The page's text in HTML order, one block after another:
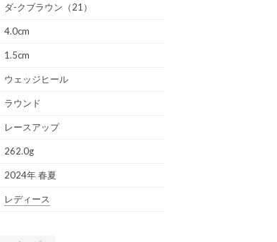
ダ-クブラウン（21）
4.0cm
1.5cm
ウェッジヒール
ラウンド
レースアップ
262.0g
2024年 春夏
レディース